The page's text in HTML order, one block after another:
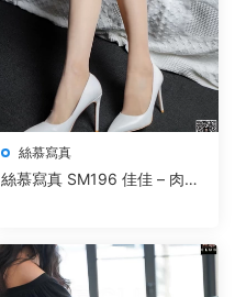
絲慕寫真
絲慕寫真 SM196 佳佳 – 肉絲